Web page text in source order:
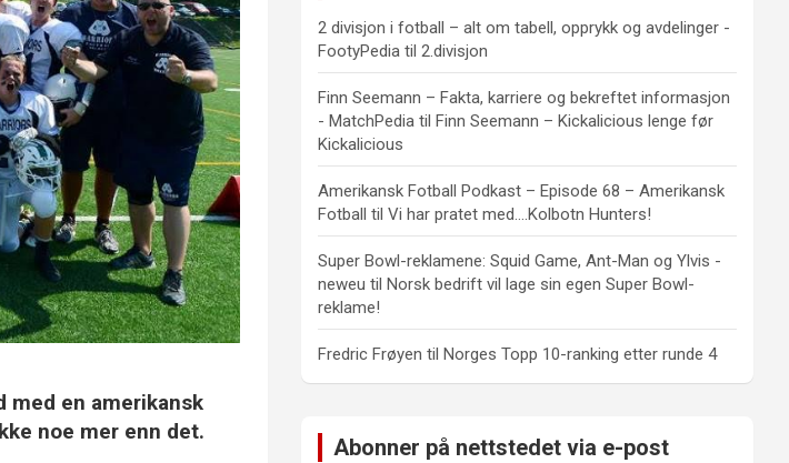
med en amerikansk
noe mer enn det.
2 divisjon i fotball – alt om tabell, opprykk og avdelinger -
FootyPedia til2.divisjon
Finn Seemann – Fakta, karriere og bekreftet informasjon
- MatchPedia tilFinn Seemann – Kickalicious lenge før
Kickalicious
Amerikansk Fotball Podkast – Episode 68 – Amerikansk
Fotball tilVi har pratet med….Kolbotn Hunters!
Super Bowl-reklamene: Squid Game, Ant-Man og Ylvis -
neweu tilNorsk bedrift vil lage sin egen Super Bowl-
reklame!
Fredric Frøyen tilNorges Topp 10-ranking etter runde 4
Abonner på nettstedet via e-post